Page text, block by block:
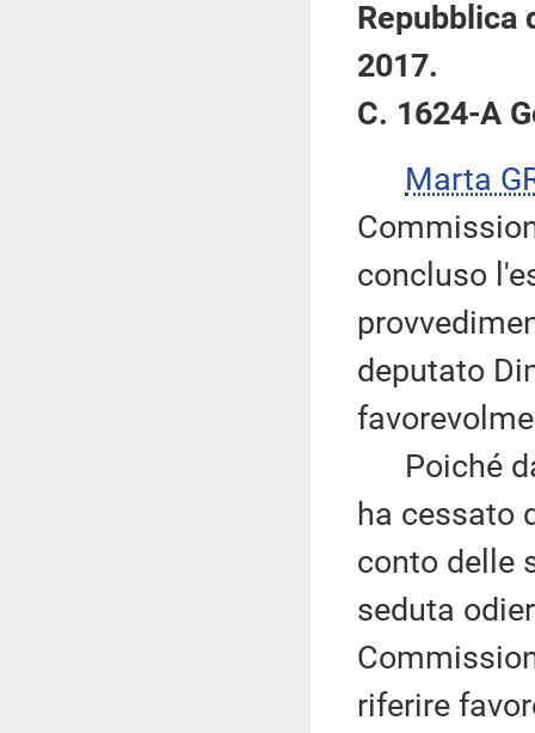
Repubblica
2017.
C. 1624-A
Marta
concluso
deputato
Poiché
ha cessato
conto delle
seduta
riferire